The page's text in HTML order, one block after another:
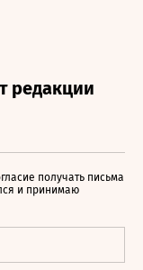
получать письма
и принимаю